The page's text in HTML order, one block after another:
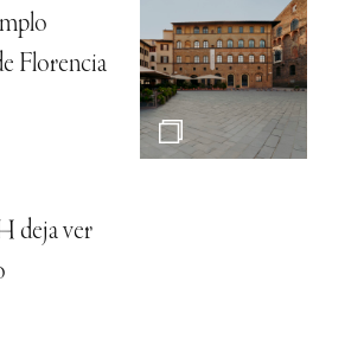
Florencia
deja ver